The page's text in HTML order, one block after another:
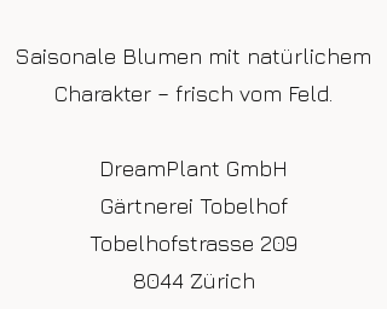
Saisonale Blumen mit natürlichem
Charakter – frisch vom Feld.
DreamPlant GmbH
Gärtnerei Tobelhof
Tobelhofstrasse 209
8044 Zürich